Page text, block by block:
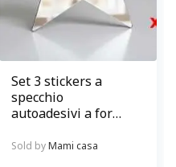
Set 3 stickers a
specchio
autoadesivi a forma
Sold byMami casa